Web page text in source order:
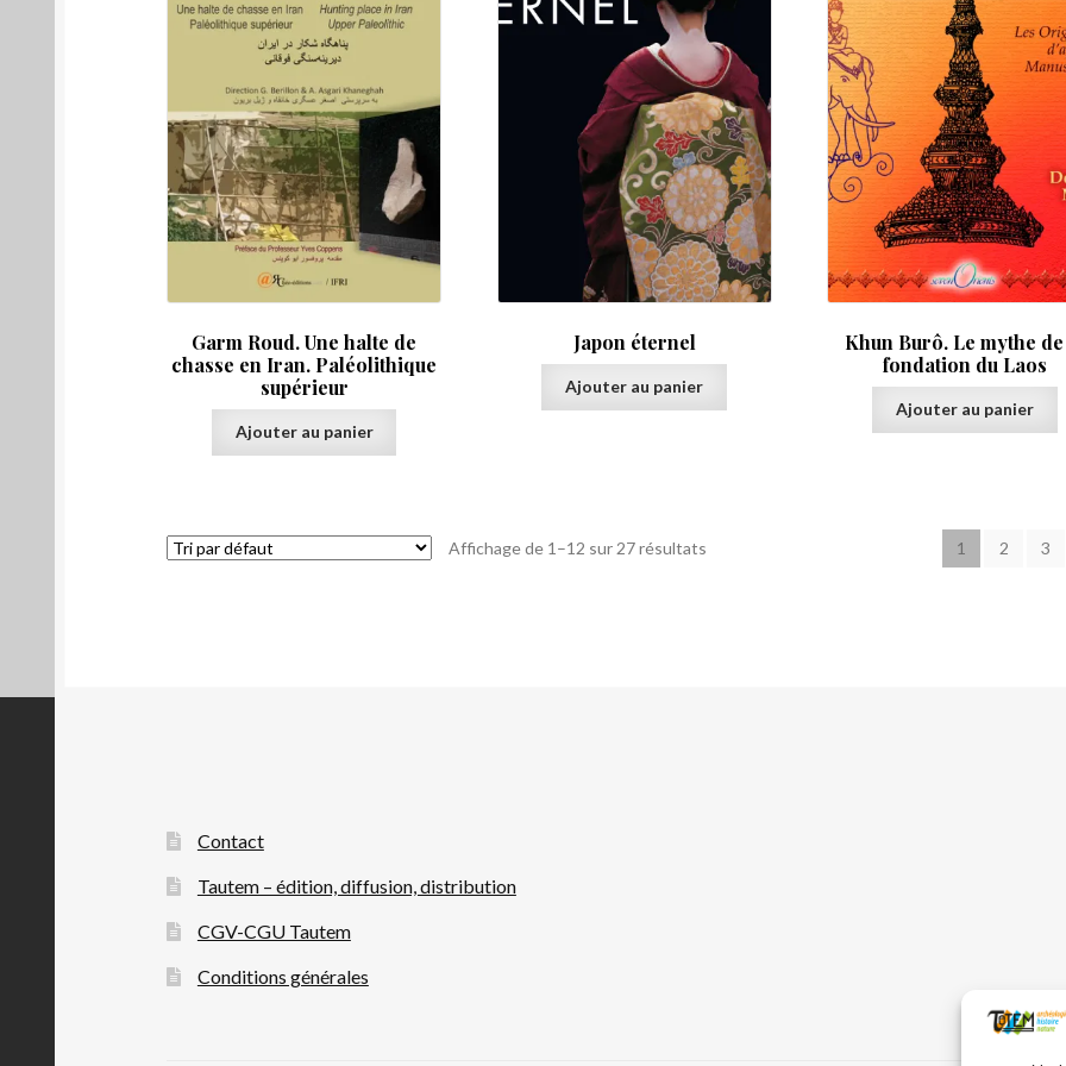
Garm Roud. Une halte de
chasse en Iran. Paléolithique
supérieur
Ajouter au panier
Japon éternel
Ajouter au panier
Khun Burô. Le mythe
fondation du Laos
Ajouter au panier
Affichage de 1–12 sur 27 résultats 1 2 3
Contact
Tautem – édition, diffusion, distribution
CGV-CGU Tautem
Conditions générales